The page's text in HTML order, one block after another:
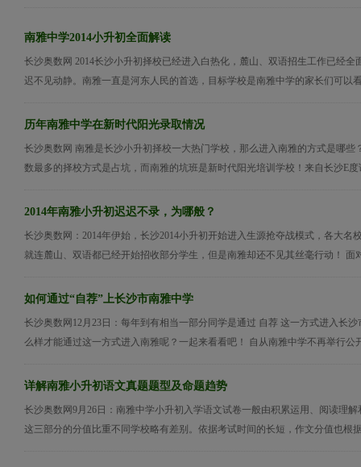
南雅中学2014小升初全面解读
长沙奥数网 2014长沙小升初择校已经进入白热化，麓山、双语招生工作已经全
迟不见动静。南雅一直是河东人民的首选，目标学校是南雅中学的家长们可以
历年南雅中学在新时代阳光录取情况
长沙奥数网 南雅是长沙小升初择校一大热门学校，那么进入南雅的方式是哪些
数最多的择校方式是占坑，而南雅的坑班是新时代阳光培训学校！来自长沙E度
2014年南雅小升初迟迟不录，为哪般？
长沙奥数网：2014年伊始，长沙2014小升初开始进入生源抢夺战模式，各大名
就连麓山、双语都已经开始招收部分学生，但是南雅却还不见其丝毫行动！ 面
如何通过“自荐”上长沙市南雅中学
长沙奥数网12月23日：每年到有相当一部分同学是通过 自荐 这一方式进入长
么样才能通过这一方式进入南雅呢？一起来看看吧！ 自从南雅中学不再举行公
详解南雅小升初语文真题题型及命题趋势
长沙奥数网9月26日：南雅中学小升初入学语文试卷一般由积累运用、阅读理
这三部分的分值比重不同学校略有差别。依据考试时间的长短，作文分值也根